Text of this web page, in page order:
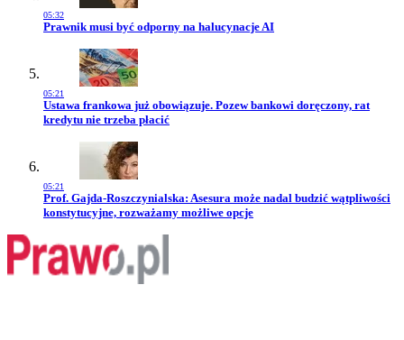
05:32
Przejdź do artykułu:
Prawnik musi być odporny na halucynacje AI
05:21
Przejdź do artykułu:
Ustawa frankowa już obowiązuje. Pozew bankowi doręczony, rat
kredytu nie trzeba płacić
05:21
Przejdź do artykułu:
Prof. Gajda-Roszczynialska: Asesura może nadal budzić wątpliwości
konstytucyjne, rozważamy możliwe opcje